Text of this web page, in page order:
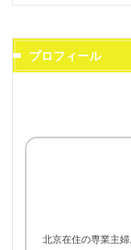
プロフィール
北京在住の専業主